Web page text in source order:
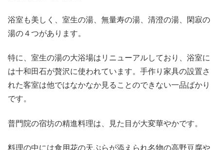
浴室も美しく、室生の湯、無量寿の湯、清澄の湯、閑寂の
湯の４つがあります。
特に、室生の湯の大浴場はリニューアルしており、浴室に
は十和田石が贅沢に使われています。手作り家具の設置さ
れた客室は他ではなかなか見ることのできない一品ばかり
です。
普門院の宿坊の精進料理は、見た目が大変華やかです。
料理の中には食用花の天ぷらが添えられ名物の高野豆腐や